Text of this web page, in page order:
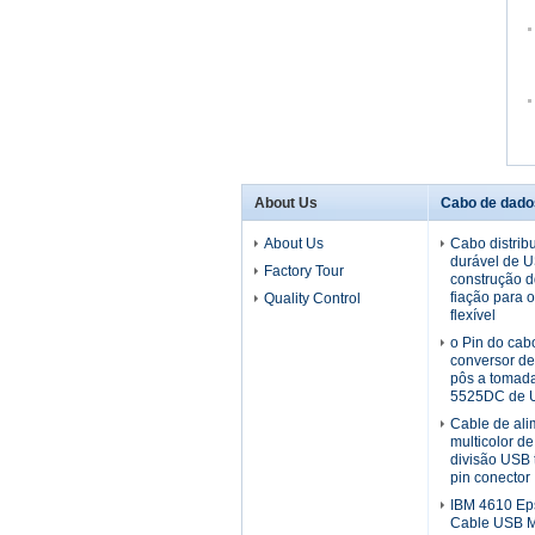
About Us
About Us
Factory Tour
Quality Control
Cabo de
Cabo
durável de
construção
fiação para
flexível
o Pin do
conversor
pôs a
5525DC de
Cable de
multicolor
divisão USB
pin conector
IBM 4610
Cable USB